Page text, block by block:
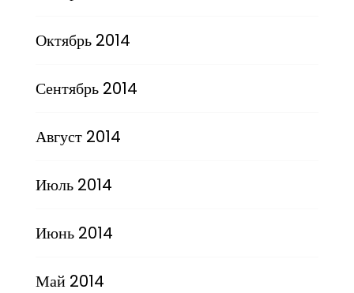
Октябрь 2014
Сентябрь 2014
Август 2014
Июль 2014
Июнь 2014
Май 2014